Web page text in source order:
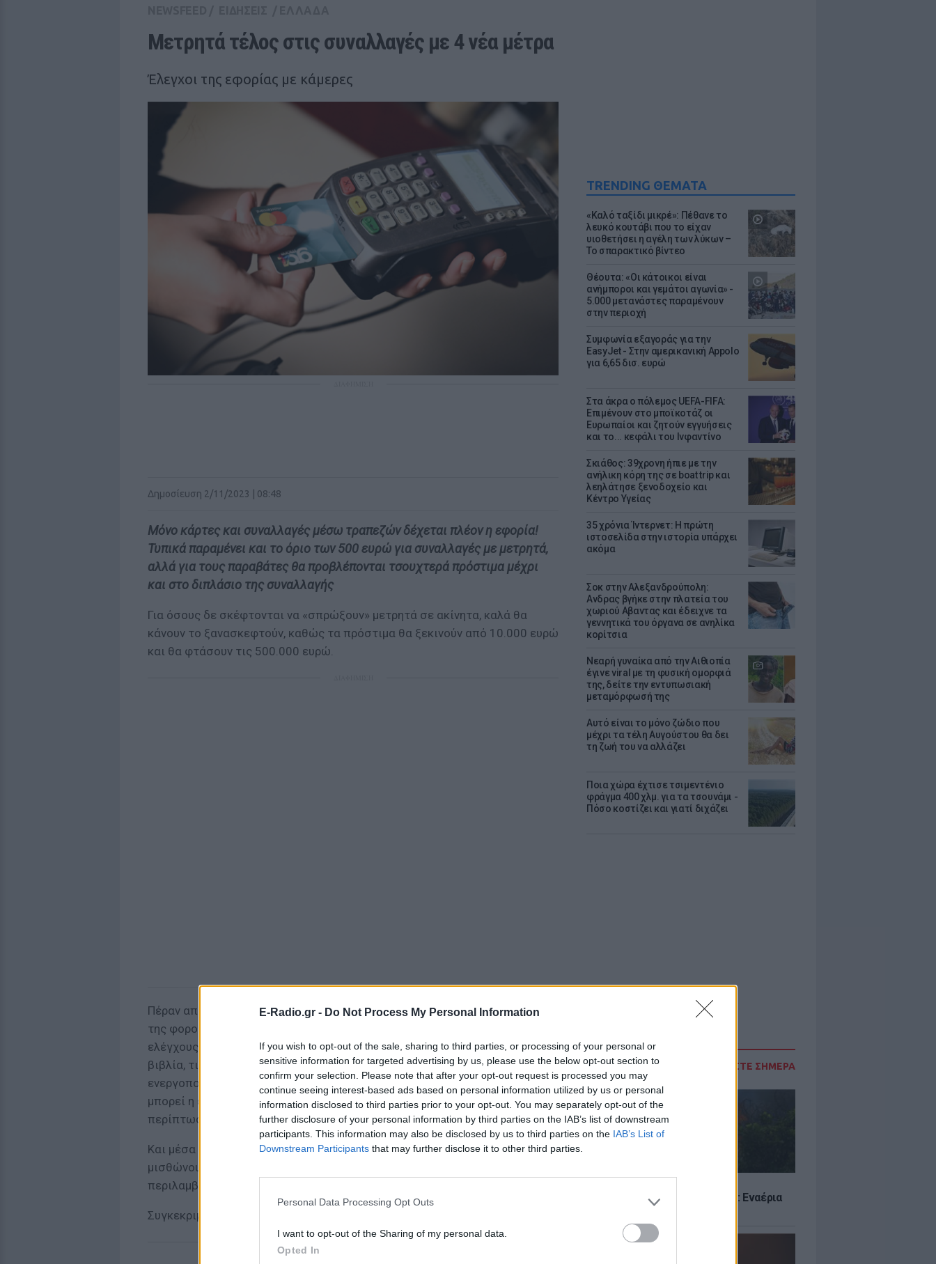
E-Radio.gr - Do Not Process My Personal Information
If you wish to opt-out of the sale, sharing to third parties, or processing of your personal or
sensitive information for targeted advertising by us, please use the below opt-out section to
confirm your selection. Please note that after your opt-out request is processed you may
continue seeing interest-based ads based on personal information utilized by us or personal
information disclosed to third parties prior to your opt-out. You may separately opt-out of the
further disclosure of your personal information by third parties on the IAB’s list of downstream
participants. This information may also be disclosed by us to third parties on the IAB’s List of
Downstream Participants that may further disclose it to other third parties.
Personal Data Processing Opt Outs
I want to opt-out of the Sharing of my personal data.
Opted In
TRENDING ΘΕΜΑΤΑ
«Καλό ταξίδι μικρέ»: Πέθανε το
λευκό κουτάβι που το είχαν
υιοθετήσει η αγέλη των λύκων –
Το σπαρακτικό βίντεο
Θέουτα: «Οι κάτοικοι είναι
ανήμποροι και γεμάτοι αγωνία» -
5.000 μετανάστες παραμένουν
στην περιοχή
Συμφωνία εξαγοράς για την
EasyJet - Στην αμερικανική Appolo
για 6,65 δισ. ευρώ
Στα άκρα ο πόλεμος UEFA-FIFA:
Επιμένουν στο μποϊκοτάζ οι
Ευρωπαίοι και ζητούν εγγυήσεις
και το... κεφάλι του Ινφαντίνο
Σκιάθος: 39χρονη ήπιε με την
ανήλικη κόρη της σε boat trip και
λεηλάτησε ξενοδοχείο και
Κέντρο Υγείας
35 χρόνια Ίντερνετ: Η πρώτη
ιστοσελίδα στην ιστορία υπάρχει
ακόμα
Σοκ στην Αλεξανδρούπολη:
Ανδρας βγήκε στην πλατεία του
χωριού Αβαντας και έδειχνε τα
γεννητικά του όργανα σε ανηλίκα
κορίτσια
Νεαρή γυναίκα από την Αιθιοπία
έγινε viral με τη φυσική ομορφιά
της, δείτε την εντυπωσιακή
μεταμόρφωσή της
Αυτό είναι το μόνο ζώδιο που
μέχρι τα τέλη Αυγούστου θα δει
τη ζωή του να αλλάζει
Ποια χώρα έχτισε τσιμεντένιο
φράγμα 400 χλμ. για τα τσουνάμι -
Πόσο κοστίζει και γιατί διχάζει
ΔΙΑΒΑΣΤΕ ΣΗΜΕΡΑ
Φωτιά στην Κρήνη Φαρσάλων: Εναέρια
Μετρητά τέλος στις συναλλαγές με 4 νέα μέτρα
Έλεγχοι της εφορίας με κάμερες
Δημοσίευση 2/11/2023 | 08:48
Μόνο κάρτες και συναλλαγές μέσω τραπεζών δέχεται πλέον η εφορία!
Τυπικά παραμένει και το όριο των 500 ευρώ για συναλλαγές με μετρητά,
αλλά για τους παραβάτες θα προβλέπονται τσουχτερά πρόστιμα μέχρι
και στο διπλάσιο της συναλλαγής
Για όσους δε σκέφτονται να «σπρώξουν» μετρητά σε ακίνητα, καλά θα
κάνουν το ξανασκεφτούν, καθώς τα πρόστιμα θα ξεκινούν από 10.000 ευρώ
και θα φτάσουν τις 500.000 ευρώ.
Πέραν από τον περιορισμό στη χρήση των μετρητών, το νομοσχέδιο κατά
της φοροδιαφυγής μεγαλώνει το «οπλοστάσιο» της εφορίας με νέου τύπου
ελέγχους. Οι εφοριακοί θα έχουν κάμερες μαζί τους όταν «ερευνούν» τα
βιβλία, τις ταμειακές και το «mydata» των φορολογουμένων, ενώ θα
ενεργοποιούνται ευκολότερα και οι έμμεσες τεχνικές ελέγχου για να
μπορεί η εφορία να προσδιορίζει… άμεσα, το πραγματικό εισόδημα, σε
περίπτωση φοροδιαφυγής.
Και μέσα σε όλα αυτά, έρχονται και αυξημένες υποχρεώσεις σε όσους
μισθώνουν ακίνητα μέσω AirBnB. Το νομοσχέδιο για τη φοροδιαφυγή
περιλαμβάνει πολλά μέτρα με αρκετά «ψιλά γράμματα».
Συγκεκριμένα: